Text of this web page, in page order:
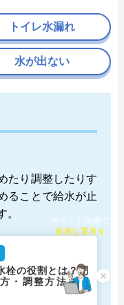
たり調整したりす
ることで給水が止
。
栓の役割とは？閉
・調整方法を紹
トイレ水漏れ
水が出ない
×
チャット診断で
最適な業者を